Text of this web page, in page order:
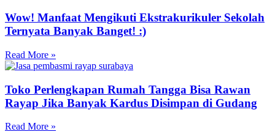
Wow! Manfaat Mengikuti Ekstrakurikuler Sekolah
Ternyata Banyak Banget! :)
Read More »
Toko Perlengkapan Rumah Tangga Bisa Rawan
Rayap Jika Banyak Kardus Disimpan di Gudang
Read More »